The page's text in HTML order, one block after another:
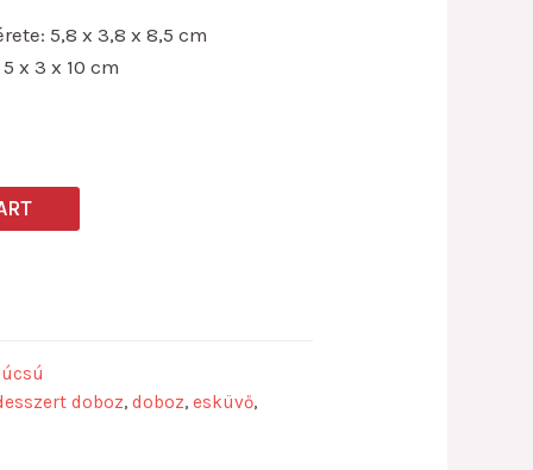
5,8 x 3,8 x 8,5 cm
x 3 x 10 cm
doboz, doboz, esküvő,